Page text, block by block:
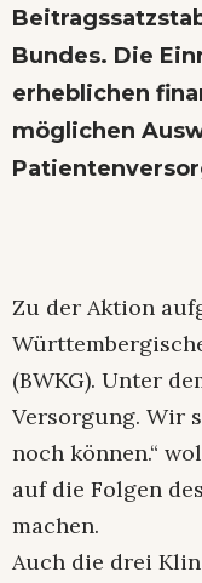
Bundes. Die
erheblichen
möglichen
Zu der Aktion
(BWKG). Unter
Versorgung. Wir
noch können.“
auf die Folgen
machen.
Auch die drei